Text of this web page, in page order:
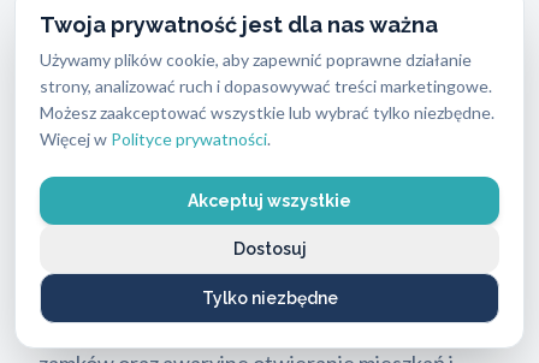
Twoja prywatność jest dla nas ważna
Używamy plików cookie, aby zapewnić poprawne działanie
strony, analizować ruch i dopasowywać treści marketingowe.
Możesz zaakceptować wszystkie lub wybrać tylko niezbędne.
Więcej w Polityce prywatności.
Akceptuj wszystkie
Tylko niezbędne
Dostosuj
Zatrzaśnięte drzwi lub zgubione klucze wymagają
natychmiastowej interwencji specjalisty. Nasi
technicy docierają na miejsce w czasie od 8 do 12
minut w Gdyni, aby przywrócić Ci dostęp do
własnego domu. Jako licencjonowane
Pogotowie Zamkowe Gdynia Oksywie
Zabezpieczeńdziała także jako pogotowie
ślusarskie i oferuje usługi ślusarskie oparte na
wieloletnim doświadczeniu i nowoczesnych
narzędziach, obejmujące również otwieranie